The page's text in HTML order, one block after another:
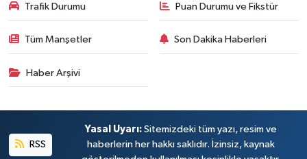
Trafik Durumu Puan Durumu ve Fikstür
Tüm Manşetler Son Dakika Haberleri
Haber Arşivi
RSS
Yasal Uyarı: Sitemizdeki tüm yazı, resim ve
haberlerin her hakkı saklıdır. İzinsiz, kaynak